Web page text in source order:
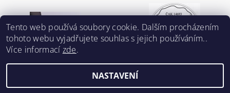
2026 ©NIVz společnosti IDEA-IQ, a.s., všechna práva vyhrazena
Tento web používá soubory cookie. Dalším procházením
tohoto webu vyjadřujete souhlas s jejich používáním..
Více informací zde.
NASTAVENÍ